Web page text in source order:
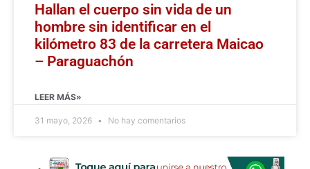
Hallan el cuerpo sin vida de un
hombre sin identificar en el
kilómetro 83 de la carretera Maicao
– Paraguachón
LEER MÁS»
31 mayo, 2026 No hay comentarios